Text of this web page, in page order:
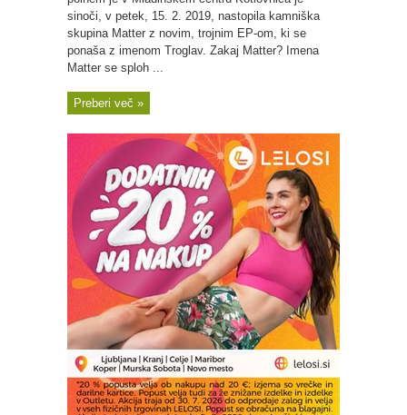
sinoči, v petek, 15. 2. 2019, nastopila kamniška
skupina Matter z novim, trojnim EP-om, ki se
ponaša z imenom Troglav. Zakaj Matter? Imena
Matter se sploh ...
Preberi več »